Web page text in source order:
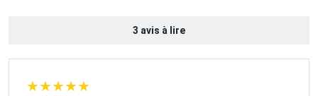
3 avis à lire
★★★★★